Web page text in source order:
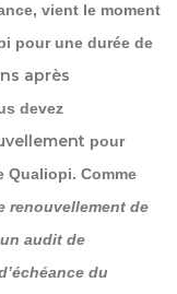
vient le moment
pour une durée de
après
devez
pour
Qualiopi. Comme
renouvellement de
audit de
du